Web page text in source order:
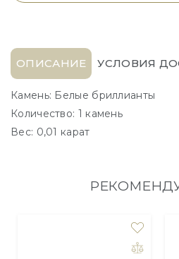
ОПИСАНИЕ УСЛОВИЯ
Камень: Белые бриллианты
Количество: 1 камень
Вес: 0,01 карат